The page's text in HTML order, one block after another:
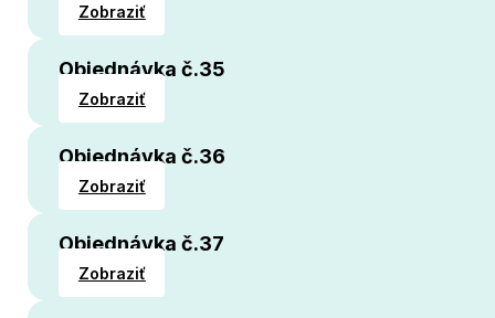
Zobraziť
Objednávka č.35
Zobraziť
Objednávka č.36
Zobraziť
Objednávka č.37
Zobraziť